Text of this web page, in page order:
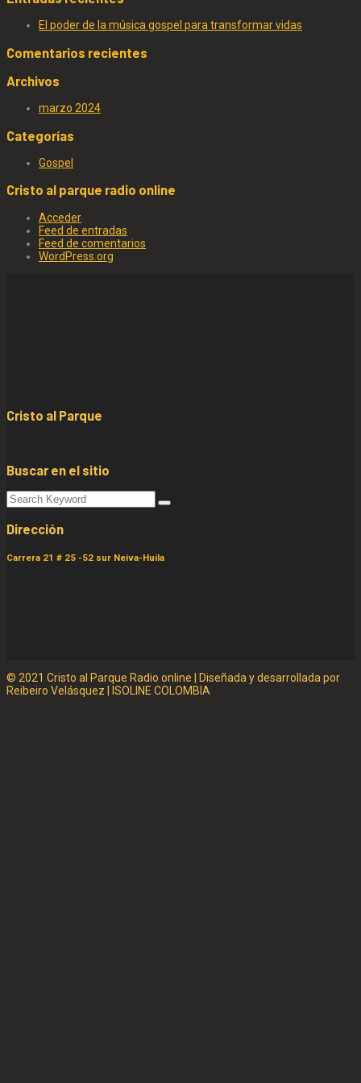
El poder de la música gospel para transformar vidas
Comentarios recientes
Archivos
marzo 2024
Categorías
Gospel
Cristo al parque radio online
Acceder
Feed de entradas
Feed de comentarios
WordPress.org
Cristo al Parque
Buscar en el sitio
Dirección
Carrera 21 # 25 -52 sur Neiva-Huila
© 2021 Cristo al Parque Radio online | Diseñada y desarrollada por
Reibeiro Velásquez | ISOLINE COLOMBIA